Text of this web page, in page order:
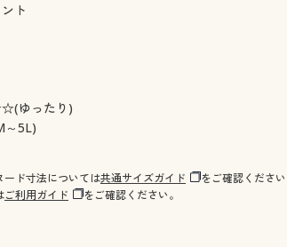
ト
ゆったり)
～5L)
ド寸法については共通サイズガイド
をご確認ください
ご利用ガイド をご確認ください。